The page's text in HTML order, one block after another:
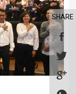
SHARE